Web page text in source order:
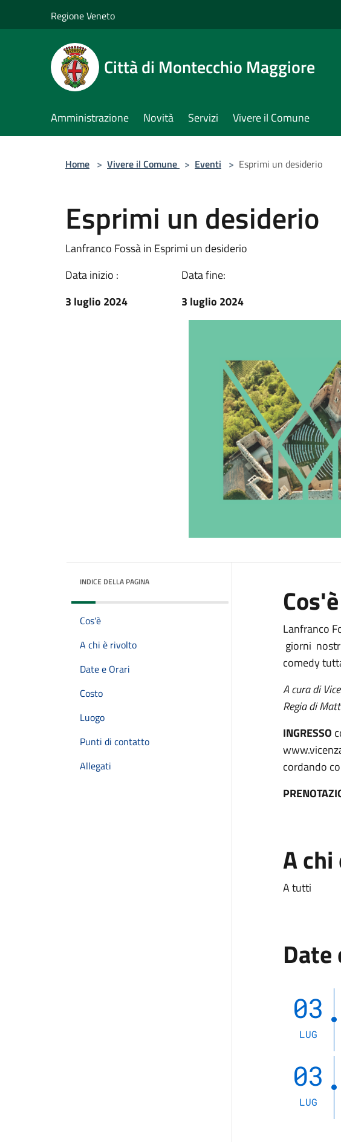
Regione Veneto
Città di Montecchio Maggiore
Amministrazione Novità Servizi Vivere il Comune
Home > Vivere il Comune > Eventi > Esprimi un desiderio
Esprimi un desiderio
Lanfranco Fossà in Esprimi un desiderio
Data inizio :
3 luglio 2024
Data fine:
3 luglio 2024
INDICE DELLA PAGINA
Cos'è
A chi è rivolto
Date e Orari
Costo
Luogo
Punti di contatto
Allegati
Cos'è
Lanfranco
giorni
comedy
A cura di
Regia di
INGRESSO
cordando
A
A tutti
Date
03
LUG
03
LUG